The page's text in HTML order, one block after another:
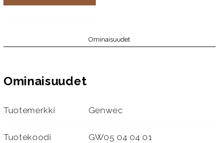
Ominaisuudet
Ominaisuudet
Tuotemerkki Genwec
Tuotekoodi GW05 04 04 01